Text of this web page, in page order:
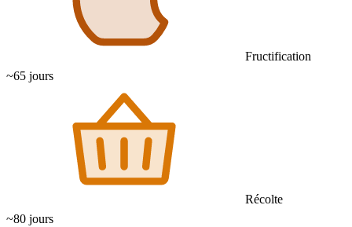
Fructification
~65 jours
Récolte
~80 jours